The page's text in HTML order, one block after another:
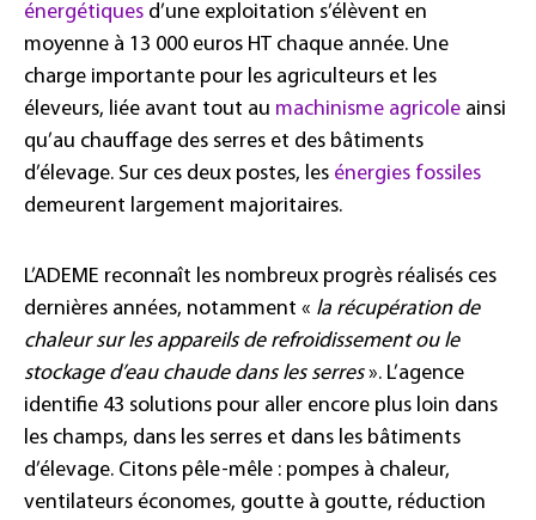
énergétiques d’une exploitation s’élèvent en
moyenne à 13 000 euros HT chaque année. Une
charge importante pour les agriculteurs et les
éleveurs, liée avant tout au machinisme agricole ainsi
qu’au chauffage des serres et des bâtiments
d’élevage. Sur ces deux postes, les énergies fossiles
demeurent largement majoritaires.
L’ADEME reconnaît les nombreux progrès réalisés ces
dernières années, notamment « la récupération de
chaleur sur les appareils de refroidissement ou le
stockage d’eau chaude dans les serres». L’agence
identifie 43 solutions pour aller encore plus loin dans
les champs, dans les serres et dans les bâtiments
d’élevage. Citons pêle-mêle : pompes à chaleur,
ventilateurs économes, goutte à goutte, réduction